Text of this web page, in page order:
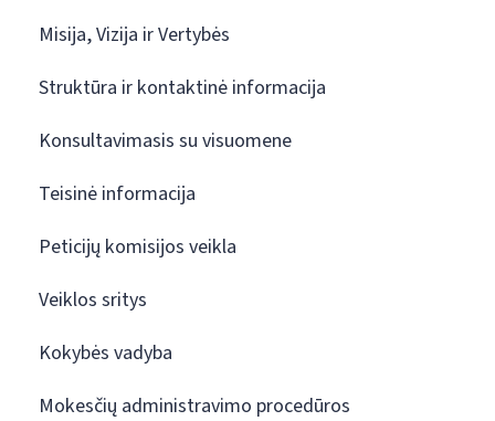
Misija, Vizija ir Vertybės
Struktūra ir kontaktinė informacija
Konsultavimasis su visuomene
Teisinė informacija
Peticijų komisijos veikla
Veiklos sritys
Kokybės vadyba
Mokesčių administravimo procedūros